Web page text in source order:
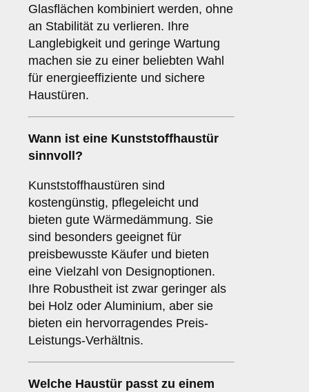
Glasflächen kombiniert werden, ohne
an Stabilität zu verlieren. Ihre
Langlebigkeit und geringe Wartung
machen sie zu einer beliebten Wahl
für energieeffiziente und sichere
Haustüren.
Wann ist eine Kunststoffhaustür
sinnvoll?
Kunststoffhaustüren sind
kostengünstig, pflegeleicht und
bieten gute Wärmedämmung. Sie
sind besonders geeignet für
preisbewusste Käufer und bieten
eine Vielzahl von Designoptionen.
Ihre Robustheit ist zwar geringer als
bei Holz oder Aluminium, aber sie
bieten ein hervorragendes Preis-
Leistungs-Verhältnis.
Welche Haustür passt zu einem